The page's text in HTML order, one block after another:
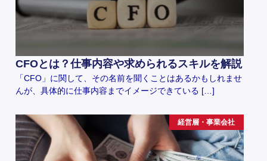
CFOとは？仕事内容や求められるスキルを解説
「CFO」に関して、その名前を聞くことはあるかもしれませ
んが、具体的に仕事内容までイメージできている […]
経営層・事業会社